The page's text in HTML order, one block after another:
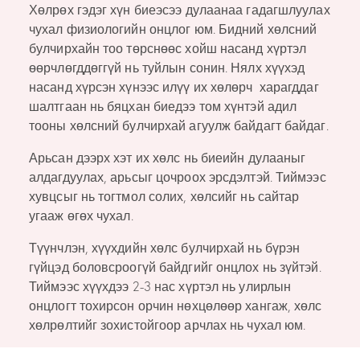
Хөлрөх гэдэг хүн биеэсээ дулаанаа гадагшлуулах
чухал физиологийн онцлог юм. Бидний хөлсний
булчирхайн тоо төрснөөс хойш насанд хүртэл
өөрчлөгддөггүй нь туйлын сонин. Нялх хүүхэд
насанд хүрсэн хүнээс илүү их хөлөрч харагддаг
шалтгаан нь бяцхан биедээ том хүнтэй адил
тооны хөлсний булчирхай агуулж байдагт байдаг.
Арьсан дээрх хэт их хөлс нь биеийн дулааныг
алдагдуулах, арьсыг цочроох эрсдэлтэй. Тиймээс
хувцсыг нь тогтмол солих, хөлсийг нь сайтар
угааж өгөх чухал.
Түүнчлэн, хүүхдийн хөлс булчирхай нь бүрэн
гүйцэд боловсроогүй байдгийг онцлох нь зүйтэй.
Тиймээс хүүхдээ 2-3 нас хүртэл нь улирлын
онцлогт тохирсон орчин нөхцөлөөр хангаж, хөлс
хөлрөлтийг зохистойгоор арчлах нь чухал юм.